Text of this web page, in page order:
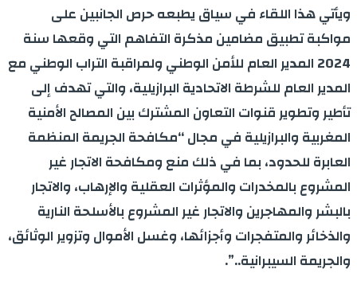
ويأتي هذا اللقاء في سياق يطبعه حرص الجانبين على
مواكبة تطبيق مضامين مذكرة التفاهم التي وقعها سنة
2024 المدير العام للأمن الوطني ولمراقبة التراب الوطني مع
المدير العام للشرطة الاتحادية البرازيلية، والتي تهدف إلى
تأطير وتطوير قنوات التعاون المشترك بين المصالح الأمنية
المغربية والبرازيلية في مجال “مكافحة الجريمة المنظمة
العابرة للحدود، بما في ذلك منع ومكافحة الاتجار غير
المشروع بالمخدرات والمؤثرات العقلية والإرهاب، والاتجار
بالبشر والمهاجرين والاتجار غير المشروع بالأسلحة النارية
والذخائر والمتفجرات وأجزائها، وغسل الأموال وتزوير الوثائق،
والجريمة السيبرانية..”.